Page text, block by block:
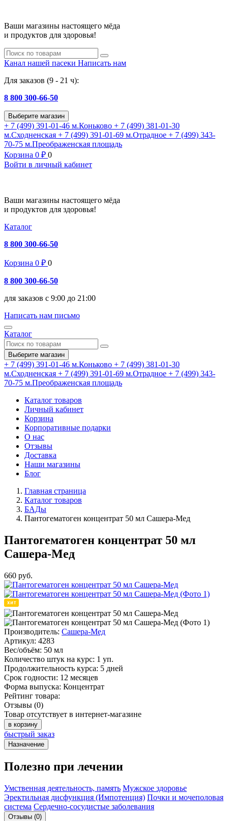
Ваши магазины настоящего мёда
и продуктов для здоровья!
Канал нашей пасеки Написать нам
Для заказов (9 - 21 ч):
8 800 300-66-50
Выберите магазин
+ 7 (499) 391-01-46 м.Коньково + 7 (499) 381-01-30
м.Сходненская + 7 (499) 391-01-69 м.Отрадное + 7 (499) 343-
70-75 м.Преображенская площадь
Корзина 0 ₽ 0
Войти в личный кабинет
Ваши магазины настоящего мёда
и продуктов для здоровья!
Каталог
8 800 300-66-50
Корзина 0 ₽ 0
8 800 300-66-50
для заказов с 9:00 до 21:00
Написать нам письмо
Каталог
Выберите магазин
+ 7 (499) 391-01-46 м.Коньково + 7 (499) 381-01-30
м.Сходненская + 7 (499) 391-01-69 м.Отрадное + 7 (499) 343-
70-75 м.Преображенская площадь
Каталог товаров
Личный кабинет
Корзина
Корпоративные подарки
О нас
Отзывы
Доставка
Наши магазины
Блог
Главная страница
Каталог товаров
БАДы
Пантогематоген концентрат 50 мл Сашера-Мед
Пантогематоген концентрат 50 мл
Сашера-Мед
660 руб.
Производитель: Сашера-Мед
Артикул: 4283
Вес/объём: 50 мл
Количество штук на курс: 1 уп.
Продолжительность курса: 5 дней
Срок годности: 12 месяцев
Форма выпуска: Концентрат
Рейтинг товара:
Отзывы (0)
Товар отсутствует в интернет-магазине
в корзину
быстрый заказ
Назначение
Полезно при лечении
Умственная деятельность, память Мужское здоровье
Эректильная дисфункция (Импотенция) Почки и мочеполовая
система Сердечно-сосудистые заболевания
Отзывы (0)